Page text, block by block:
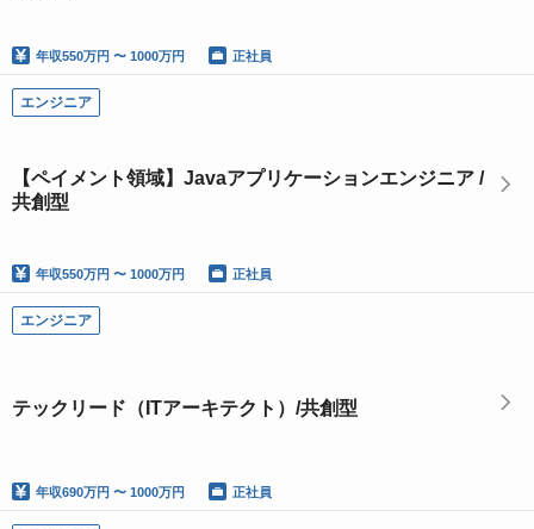
年収550万円 〜 1000万円 正社員
エンジニア
【ペイメント領域】Javaアプリケーションエンジニア /
共創型
年収550万円 〜 1000万円 正社員
エンジニア
テックリード（ITアーキテクト）/共創型
年収690万円 〜 1000万円 正社員